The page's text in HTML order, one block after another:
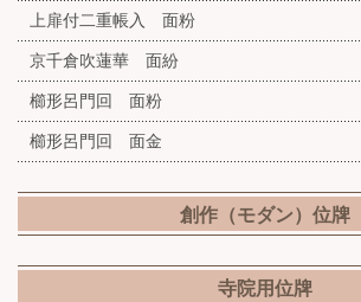
上扉付二重帳入 面粉
京千倉吹蓮華 面紛
櫛形呂門回 面粉
櫛形呂門回 面金
創作（モダン）位牌
寺院用位牌